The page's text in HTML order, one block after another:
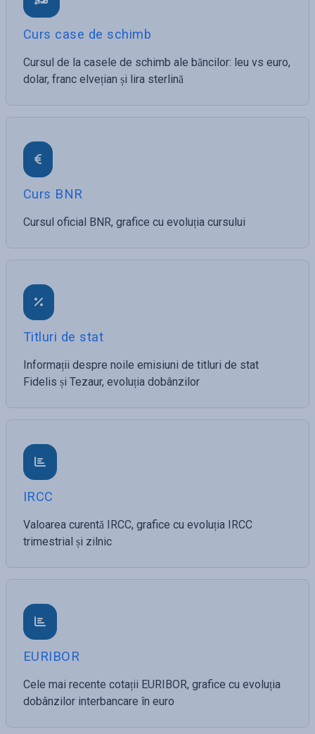
Curs case de schimb
Cursul de la casele de schimb ale băncilor: leu vs euro,
dolar, franc elvețian și lira sterlină
Curs BNR
Cursul oficial BNR, grafice cu evoluția cursului
Titluri de stat
Informații despre noile emisiuni de titluri de stat
Fidelis și Tezaur, evoluția dobânzilor
IRCC
Valoarea curentă IRCC, grafice cu evoluția IRCC
trimestrial și zilnic
EURIBOR
Cele mai recente cotații EURIBOR, grafice cu evoluția
dobânzilor interbancare în euro